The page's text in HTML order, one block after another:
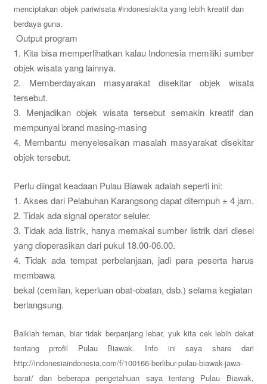
menciptakan objek pariwisata #indonesiakita yang lebih kreatif dan
berdaya guna.
Output program
1. Kita bisa memperlihatkan kalau Indonesia memiliki sumber
objek wisata yang lainnya.
2. Memberdayakan masyarakat disekitar objek wisata
tersebut.
3. Menjadikan objek wisata tersebut semakin kreatif dan
mempunyai brand masing-masing
4. Membantu menyelesaikan masalah masyarakat disekitar
objek tersebut.
Perlu diingat keadaan Pulau Biawak adalah seperti ini:
1. Akses dari Pelabuhan Karangsong dapat ditempuh ± 4 jam.
2. Tidak ada signal operator seluler.
3. Tidak ada listrik, hanya memakai sumber listrik dari diesel
yang dioperasikan dari pukul 18.00-06.00.
4. Tidak ada tempat perbelanjaan, jadi para peserta harus
membawa
bekal (cemilan, keperluan obat-obatan, dsb.) selama kegiatan
berlangsung.
Baiklah teman, biar tidak berpanjang lebar, yuk kita cek lebih dekat
tentang prrofil Pulau Biawak. Info ini saya share dari
http://indonesiaindonesia.com/f/100166-berlibur-pulau-biawak-jawa-
barat/ dan beberapa pengetahuan saya tentang Pulau Biawak,